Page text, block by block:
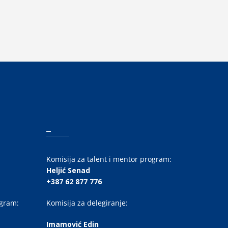
Komisija za talent i mentor program:
Heljić Senad
+387 62 877 776
Komisija za delegiranje:
Imamović Edin